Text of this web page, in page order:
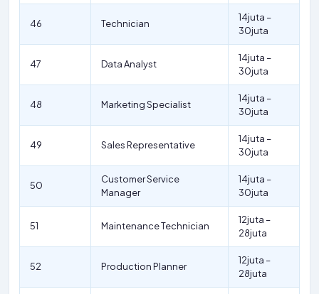
46 Technician
14juta –
30juta
47 Data Analyst
14juta –
30juta
48 Marketing Specialist
14juta –
30juta
49 Sales Representative
14juta –
30juta
50
Customer Service
Manager
14juta –
30juta
51 Maintenance Technician
12juta –
28juta
52 Production Planner
12juta –
28juta